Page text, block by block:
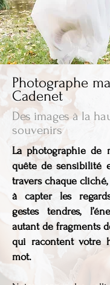
Photographe
Cadenet
Des images à la
souvenirs
La photographie de
quête de sensibilité
travers chaque
à capter les
gestes tendres,
autant de fragments
qui racontent votre
mot.